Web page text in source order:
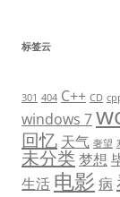
标签云
301 404 C++ CD
windows 7
回忆 天气 奢望
未分类 梦想
生活 电影 病